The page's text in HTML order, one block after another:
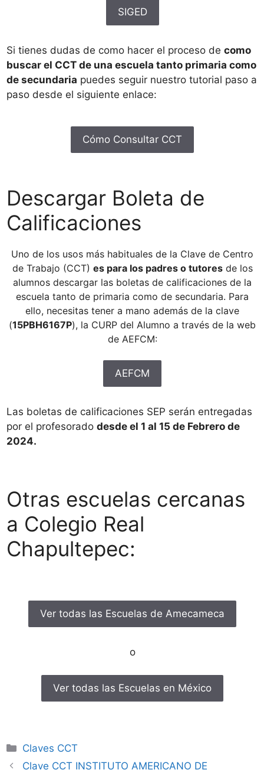
SIGED
Si tienes dudas de como hacer el proceso de como
buscar el CCT de una escuela tanto primaria como
de secundaria puedes seguir nuestro tutorial paso a
paso desde el siguiente enlace:
Cómo Consultar CCT
Descargar Boleta de
Calificaciones
Uno de los usos más habituales de la Clave de Centro
de Trabajo (CCT) es para los padres o tutoresde los
alumnos descargar las boletas de calificaciones de la
escuela tanto de primaria como de secundaria. Para
ello, necesitas tener a mano además de la clave
(15PBH6167P), la CURP del Alumno a través de la web
de AEFCM:
AEFCM
Las boletas de calificaciones SEP serán entregadas
por el profesorado desde el 1 al 15 de Febrero de
2024.
Otras escuelas cercanas
a Colegio Real
Chapultepec:
Ver todas las Escuelas de Amecameca
o
Ver todas las Escuelas en México
Categorías
Claves CCT
Clave CCT INSTITUTO AMERICANO DE